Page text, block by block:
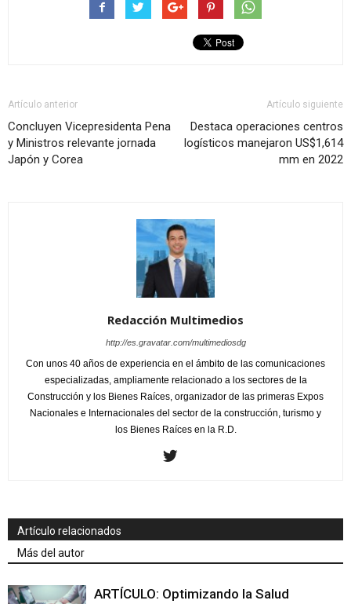
Artículo anterior
Concluyen Vicepresidenta Pena
y Ministros relevante jornada
Japón y Corea
Artículo siguiente
Destaca operaciones centros
logísticos manejaron US$1,614
mm en 2022
Redacción Multimedios
http://es.gravatar.com/multimediosdg
Con unos 40 años de experiencia en el ámbito de las comunicaciones
especializadas, ampliamente relacionado a los sectores de la
Construcción y los Bienes Raíces, organizador de las primeras Expos
Nacionales e Internacionales del sector de la construcción, turismo y
los Bienes Raíces en la R.D.
Artículo relacionados
Más del autor
ARTÍCULO: Optimizando la Salud